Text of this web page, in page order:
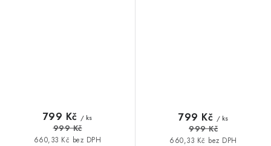
660,33 Kč bez DPH
799 Kč / ks
999 Kč
660,33 Kč bez DPH
799 Kč / ks
999 Kč